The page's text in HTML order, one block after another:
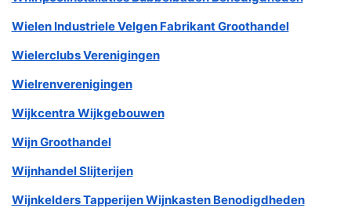
Wielen Industriele Velgen Fabrikant Groothandel
Wielerclubs Verenigingen
Wielrenverenigingen
Wijkcentra Wijkgebouwen
Wijn Groothandel
Wijnhandel Slijterijen
Wijnkelders Tapperijen Wijnkasten Benodigdheden